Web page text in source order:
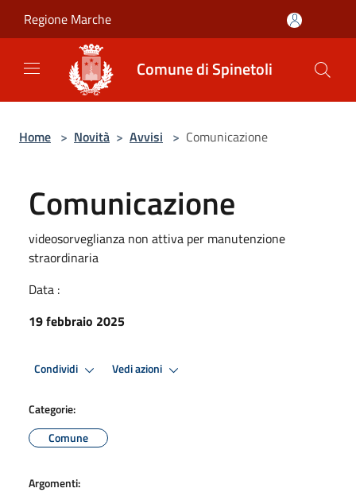
Regione Marche
Comune di Spinetoli
Home > Novità > Avvisi > Comunicazione
Comunicazione
videosorveglianza non attiva per manutenzione
straordinaria
Data :
19 febbraio 2025
Condividi Vedi azioni
Categorie:
Comune
Argomenti: